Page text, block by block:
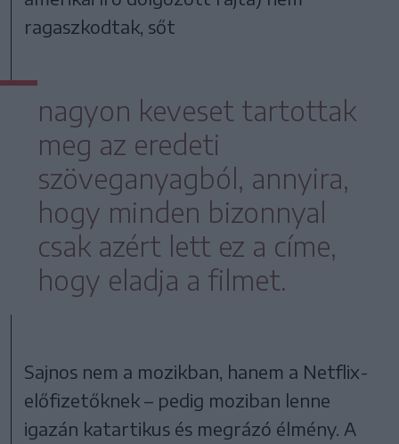
ragaszkodtak, sőt
nagyon keveset tartottak
meg az eredeti
szöveganyagból, annyira,
hogy minden bizonnyal
csak azért lett ez a címe,
hogy eladja a filmet.
Sajnos nem a mozikban, hanem a Netflix-
előfizetőknek – pedig moziban lenne
igazán katartikus és megrázó élmény. A